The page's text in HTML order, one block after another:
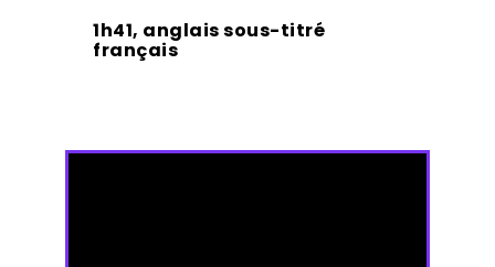
1h41, anglais sous-titré
français